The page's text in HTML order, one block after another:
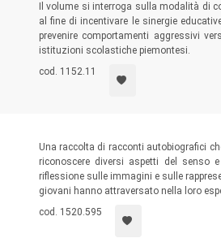
Il volume si interroga sulla modalità di
al fine di incentivare le sinergie
prevenire comportamenti aggressivi
istituzioni scolastiche piemontesi.
cod. 1152.11
Una raccolta di racconti autobiografici
riconoscere diversi aspetti del senso
riflessione sulle immagini e sulle
giovani hanno attraversato nella loro
cod. 1520.595